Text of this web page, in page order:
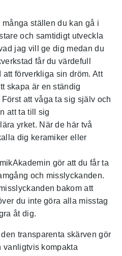
ställen du kan gå i
och samtidigt utveckla
jag vill ge dig medan du
får du värdefull
förverkliga sin dröm. Att
skapa är en ständig
att våga ta sig själv och
att ta till sig
yrket. När de här två
dig keramiker eller
gör att du får ta
och misslyckanden.
bakom att
du inte göra alla misstag
åt dig.